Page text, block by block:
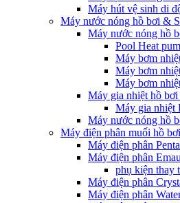
Máy hút vệ sinh di
Máy nước nóng hồ bơi &
Máy nước nóng hồ
Pool Heat
Máy bơm
Máy bơm
Máy bơm
Máy gia nhiệt hồ
Máy gia nhiệt
Máy nước nóng hồ
Máy điện phân muối hồ bơi
Máy điện phân
Máy điện phân
phụ kiện thay
Máy điện phân
Máy điện phân